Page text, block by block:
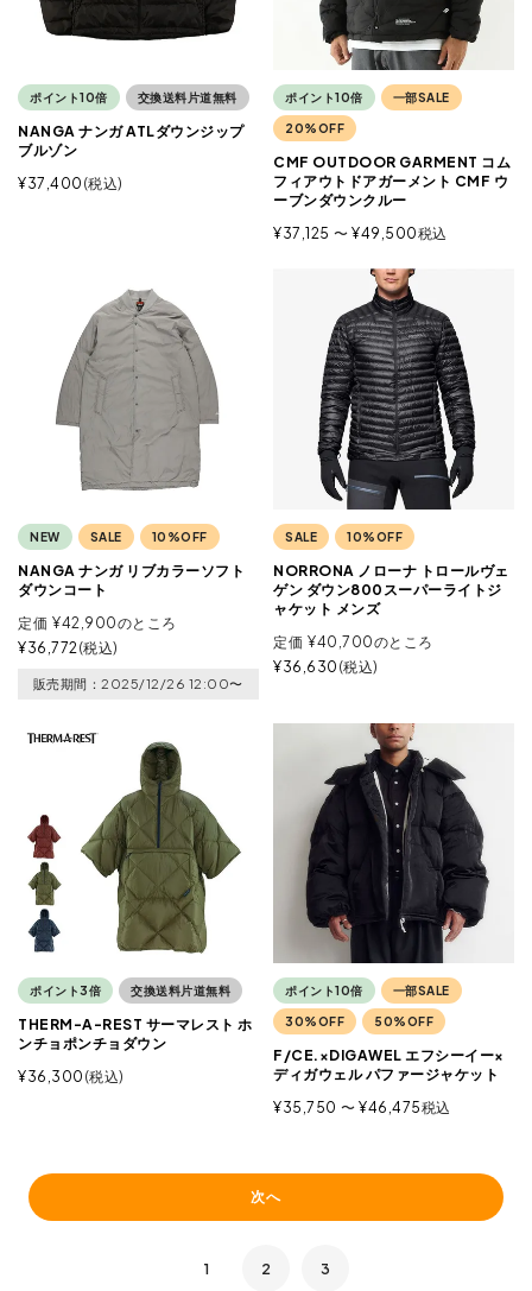
ポイント10倍 交換送料片道無料
NANGA ナンガ ATLダウンジップ
ブルゾン
¥37,400 税込
ポイント10倍 一部SALE
20%OFF
CMF OUTDOOR GARMENT コム
フィアウトドアガーメント CMF ウ
ーブンダウンクルー
¥37,125 〜 ¥49,500税込
NEW SALE 10%OFF
NANGA ナンガ リブカラーソフト
ダウンコート
定価 ¥42,900のところ
¥36,772 税込
販売期間 2025/12/26 12:00〜
SALE 10%OFF
NORRONA ノローナ トロールヴェ
ゲン ダウン800スーパーライトジ
ャケット メンズ
定価 ¥40,700のところ
¥36,630 税込
ポイント3倍 交換送料片道無料
THERM-A-REST サーマレスト ホ
ンチョポンチョダウン
¥36,300 税込
ポイント10倍 一部SALE
30%OFF 50%OFF
F/CE.×DIGAWEL エフシーイー×
ディガウェル パファージャケット
¥35,750 〜 ¥46,475税込
次へ
1 2 3